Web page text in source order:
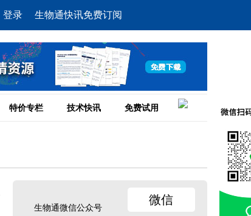
登录 生物通快讯免费订阅
特价专栏 技术快讯 免费试用
生物通微信公众号
微信